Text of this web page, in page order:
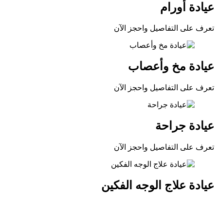
عيادة أورام
تعرف على التفاصيل واحجز الآن
عيادة مخ وأعصاب
تعرف على التفاصيل واحجز الآن
عيادة جراحة
تعرف على التفاصيل واحجز الآن
عيادة علاج الوجه الفكين